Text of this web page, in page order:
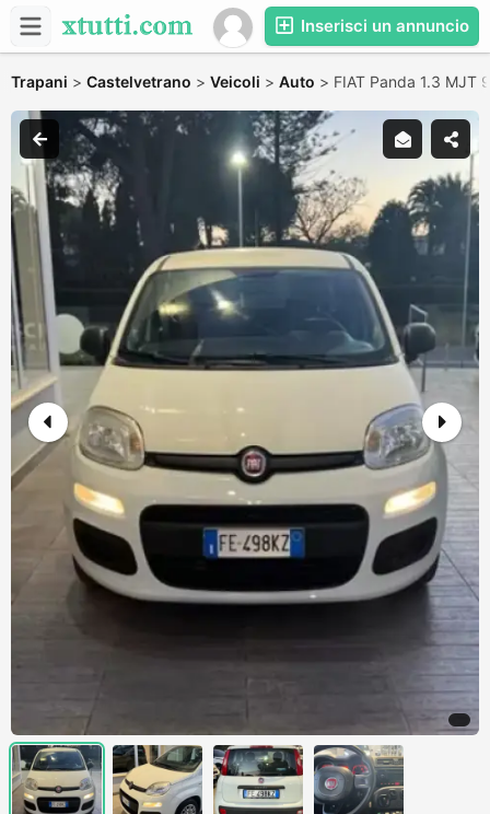
Inserisci un annuncio
Trapani > Castelvetrano > Veicoli > Auto > FIAT Panda 1.3 MJT